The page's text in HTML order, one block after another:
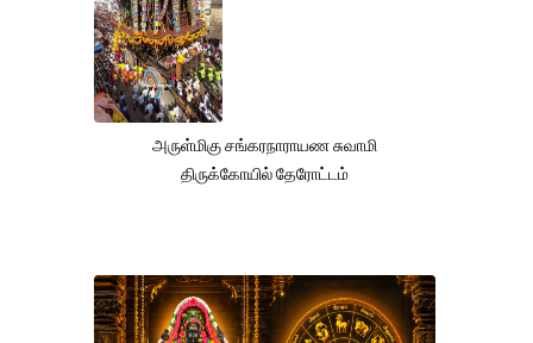
அருள்மிகு சங்கரநாராயண சுவாமி
திருக்கோயில் தேரோட்டம்